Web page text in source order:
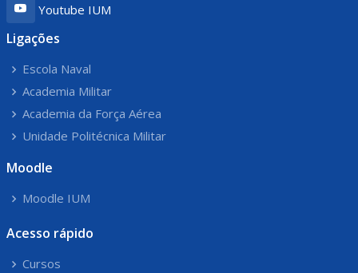
Youtube IUM
Ligações
Escola Naval
Academia Militar
Academia da Força Aérea
Unidade Politécnica Militar
Moodle
Moodle IUM
Acesso rápido
Cursos